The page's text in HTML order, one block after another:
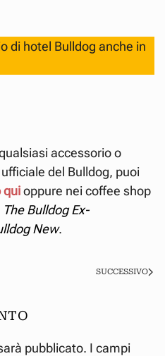
di hotel Bulldog anche in
accessorio o
del Bulldog, puoi
quioppure nei coffee shop
The Bulldog Ex-
New.
SUCCESSIVO
pubblicato. I campi